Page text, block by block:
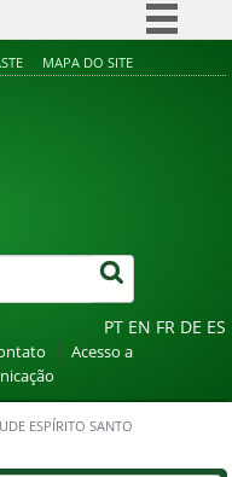
Simplifique!
Canais
MAPA DO SITE
PT EN FR DE ES
Acesso a
ESPÍRITO SANTO